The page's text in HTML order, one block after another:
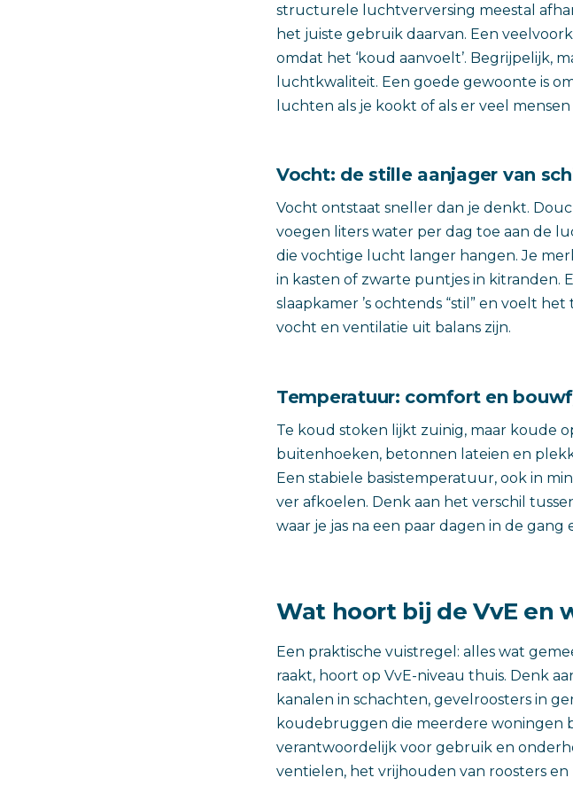
structurele luchtverversing meestal
het juiste gebruik daarvan. Een
omdat het ‘koud aanvoelt’. Begrijpelijk,
luchtkwaliteit. Een goede gewoonte is
luchten als je kookt of als er veel mensen
Vocht: de stille aanjager van
Vocht ontstaat sneller dan je denkt.
voegen liters water per dag toe aan de
die vochtige lucht langer hangen. Je
in kasten of zwarte puntjes in kitranden.
slaapkamer ’s ochtends “stil” en voelt
vocht en ventilatie uit balans zijn.
Temperatuur: comfort en
Te koud stoken lijkt zuinig, maar koude
buitenhoeken, betonnen lateien en
Een stabiele basistemperatuur, ook in
ver afkoelen. Denk aan het verschil
waar je jas na een paar dagen in de
Wat hoort bij de VvE en
Een praktische vuistregel: alles wat
raakt, hoort op VvE-niveau thuis. Denk
kanalen in schachten, gevelroosters in
koudebruggen die meerdere woningen
verantwoordelijk voor gebruik en
ventielen, het vrijhouden van roosters